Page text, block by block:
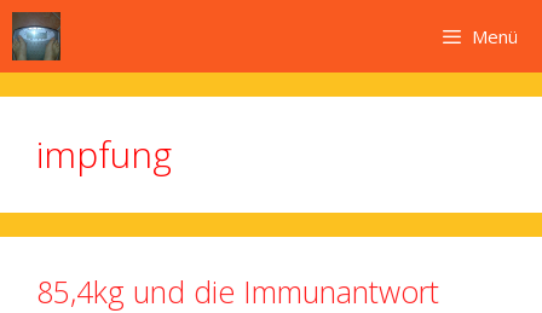
Zum
Inhalt
springen
Menü
impfung
85,4kg und die Immunantwort